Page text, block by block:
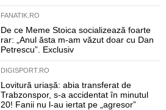
FANATIK.RO
De ce Meme Stoica socializează foarte
rar: „Anul ăsta m-am văzut doar cu Dan
Petrescu”. Exclusiv
DIGISPORT.RO
Lovitură uriașă: abia transferat de
Trabzonspor, s-a accidentat în minutul
20! Fanii nu l-au iertat pe „agresor”